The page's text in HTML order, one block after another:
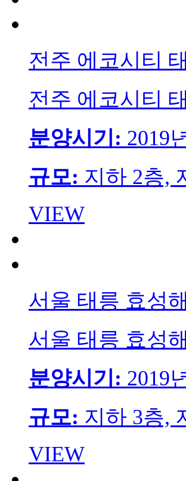
전주 에코시티
전주 에코시티
분양시기: 2019
규모: 지하 2층,
VIEW
서울 태릉 효성
서울 태릉 효성
분양시기: 2019
규모: 지하 3층,
VIEW